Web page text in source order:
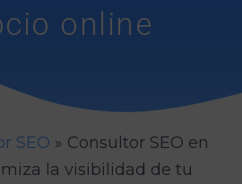
online
SEO » Consultor SEO en
la visibilidad de tu